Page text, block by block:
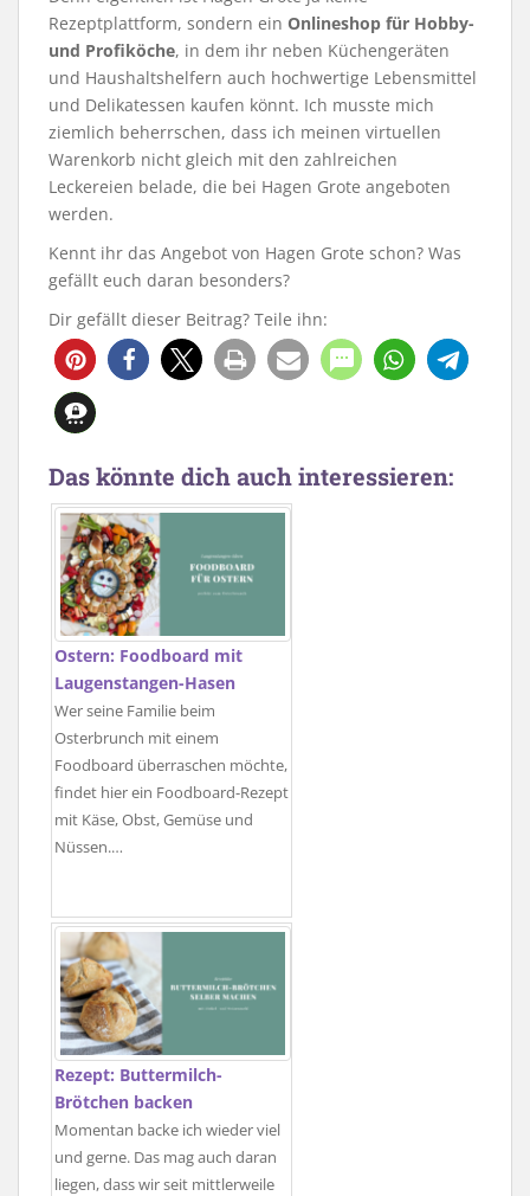
Rezeptplattform, sondern ein Onlineshop für Hobby-
und Profiköche, in dem ihr neben Küchengeräten
und Haushaltshelfern auch hochwertige Lebensmittel
und Delikatessen kaufen könnt. Ich musste mich
ziemlich beherrschen, dass ich meinen virtuellen
Warenkorb nicht gleich mit den zahlreichen
Leckereien belade, die bei Hagen Grote angeboten
werden.
Kennt ihr das Angebot von Hagen Grote schon? Was
gefällt euch daran besonders?
Dir gefällt dieser Beitrag? Teile ihn:
107
Das könnte dich auch interessieren:
Ostern: Foodboard mit
Laugenstangen-Hasen
Wer seine Familie beim
Osterbrunch mit einem
Foodboard überraschen möchte,
findet hier ein Foodboard-Rezept
mit Käse, Obst, Gemüse und
Nüssen.…
Rezept: Buttermilch-
Brötchen backen
Momentan backe ich wieder viel
und gerne. Das mag auch daran
liegen, dass wir seit mittlerweile